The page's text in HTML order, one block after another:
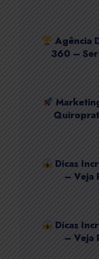
Agência
360 –
Dicas
– Veja
Dicas
– Veja